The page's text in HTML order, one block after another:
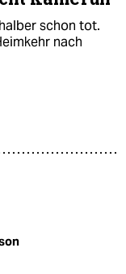
schon tot.
nach